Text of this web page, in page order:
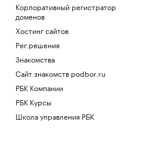
Корпоративный регистратор
доменов
Хостинг сайтов
Рег.решения
Знакомства
Сайт знакомств podbor.ru
РБК Компании
РБК Курсы
Школа управления РБК